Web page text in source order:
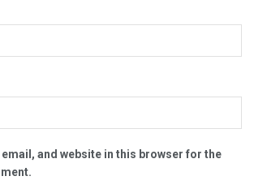
email, and website in this browser for the